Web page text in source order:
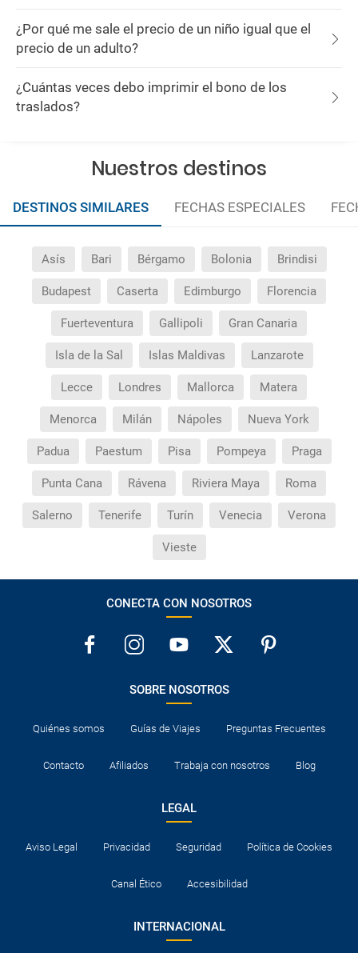
¿Por qué me sale el precio de un niño igual que el
precio de un adulto?
¿Cuántas veces debo imprimir el bono de los
traslados?
Nuestros destinos
DESTINOS SIMILARES FECHAS ESPECIALES
Asís Bari Bérgamo Bolonia Brindisi
Budapest Caserta Edimburgo Florencia
Fuerteventura Gallipoli Gran Canaria
Isla de la Sal Islas Maldivas Lanzarote
Lecce Londres Mallorca Matera
Menorca Milán Nápoles Nueva York
Padua Paestum Pisa Pompeya Praga
Punta Cana Rávena Riviera Maya Roma
Salerno Tenerife Turín Venecia Verona
Vieste
CONECTA CON NOSOTROS
SOBRE NOSOTROS
Quiénes somos Guías de Viajes Preguntas Frecuentes
Contacto Afiliados Trabaja con nosotros Blog
LEGAL
Aviso Legal Privacidad Seguridad Política de Cookies
Canal Ético Accesibilidad
INTERNACIONAL